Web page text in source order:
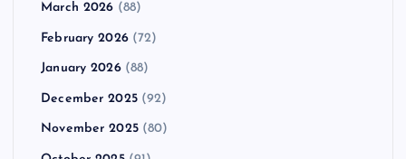
March 2026 (88)
February 2026(72)
January 2026(88)
December 2025(92)
November 2025(80)